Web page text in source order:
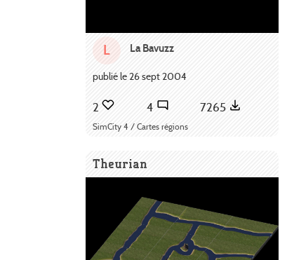
L La Bavuzz
publié le 26 sept 2004
2 4 7265
SimCity 4 / Cartes régions
Theurian